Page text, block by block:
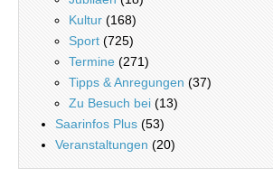
Kultur (168)
Sport (725)
Termine (271)
Tipps & Anregungen (37)
Zu Besuch bei (13)
Saarinfos Plus (53)
Veranstaltungen (20)